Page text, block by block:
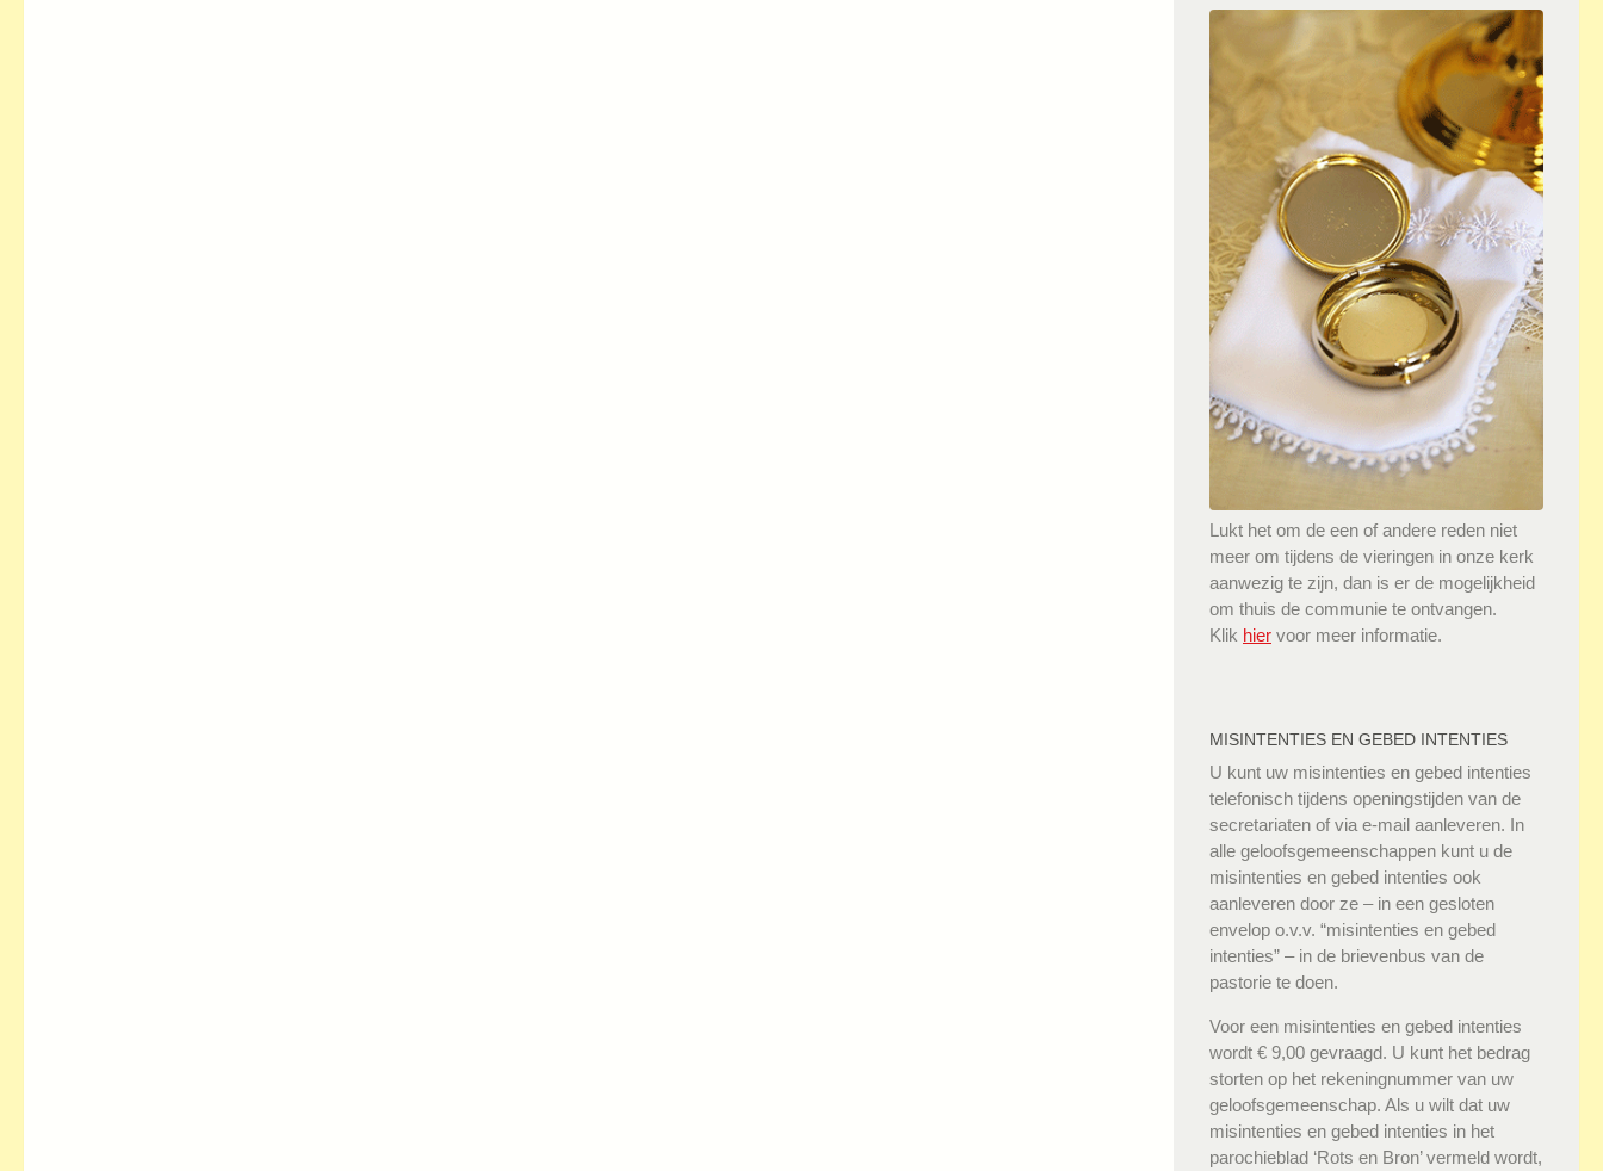
Lukt het om de een of andere reden niet
meer om tijdens de vieringen in onze kerk
aanwezig te zijn, dan is er de mogelijkheid
om thuis de communie te ontvangen.
Klik hier voor meer informatie.
MISINTENTIES EN GEBED INTENTIES
U kunt uw misintenties en gebed intenties
telefonisch tijdens openingstijden van de
secretariaten of via e-mail aanleveren. In
alle geloofsgemeenschappen kunt u de
misintenties en gebed intenties ook
aanleveren door ze – in een gesloten
envelop o.v.v. “misintenties en gebed
intenties” – in de brievenbus van de
pastorie te doen.
Voor een misintenties en gebed intenties
wordt € 9,00 gevraagd. U kunt het bedrag
storten op het rekeningnummer van uw
geloofsgemeenschap. Als u wilt dat uw
misintenties en gebed intenties in het
parochieblad ‘Rots en Bron’ vermeld wordt,